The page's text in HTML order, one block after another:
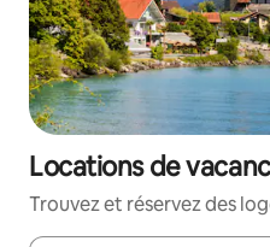
Locations de
Trouvez et réservez des